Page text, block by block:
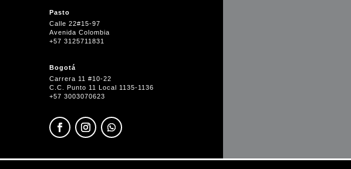
Pasto
Calle 22#15-97
Avenida Colombia
+57 3125711831
Bogotá
Carrera 11 #10-22
C.C. Punto 11 Local 1135-1136
+57 3003070623